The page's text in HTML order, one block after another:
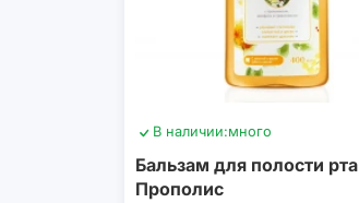
В наличии:много
Бальзам для полости рта
Прополис